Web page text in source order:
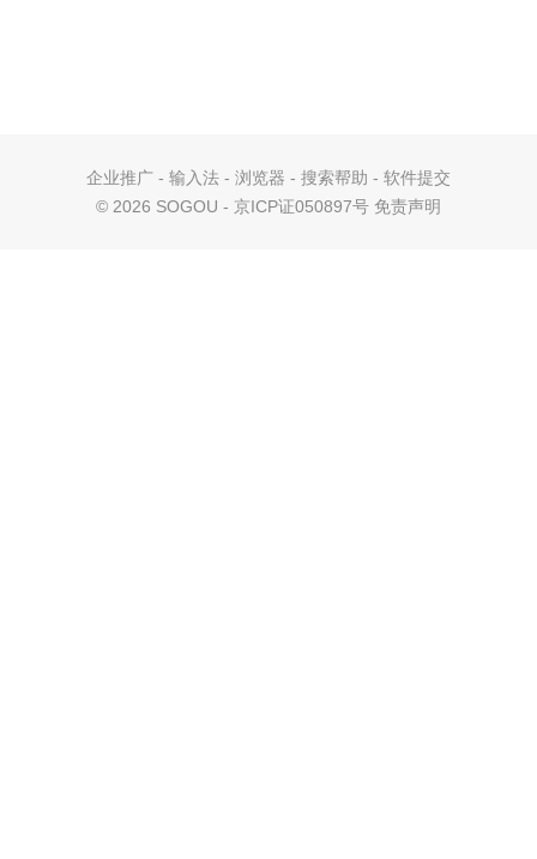
企业推广 - 输入法 - 浏览器 - 搜索帮助 - 软件提交
© 2026 SOGOU - 京ICP证050897号 免责声明